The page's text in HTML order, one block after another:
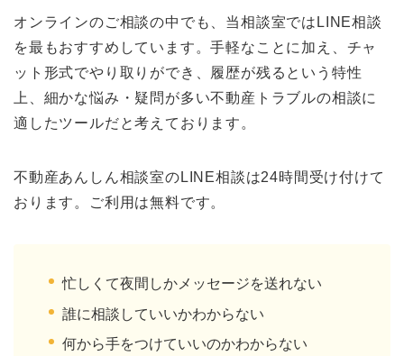
オンラインのご相談の中でも、当相談室ではLINE相談
を最もおすすめしています。手軽なことに加え、チャ
ット形式でやり取りができ、履歴が残るという特性
上、細かな悩み・疑問が多い不動産トラブルの相談に
適したツールだと考えております。
不動産あんしん相談室のLINE相談は24時間受け付けて
おります。ご利用は無料です。
忙しくて夜間しかメッセージを送れない
誰に相談していいかわからない
何から手をつけていいのかわからない